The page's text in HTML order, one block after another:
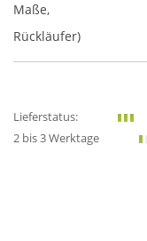
Maße,
Rückläufer)
Lieferstatus:
2 bis 3 Werktage